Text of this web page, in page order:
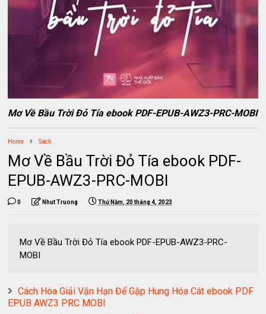
Mơ Về Bầu Trời Đỏ Tía ebook PDF-EPUB-AWZ3-PRC-MOBI
Home Sách
Mơ Về Bầu Trời Đỏ Tía ebook PDF-
EPUB-AWZ3-PRC-MOBI
0 Nhut Truong Thứ Năm, 20 tháng 4, 2023
Mơ Về Bầu Trời Đỏ Tía ebook PDF-EPUB-AWZ3-PRC-
MOBI
Cách Hóa Giải Vận Hạn Để Gặp Hung Hóa Cát ebook PDF
EPUB AWZ3 PRC MOBI